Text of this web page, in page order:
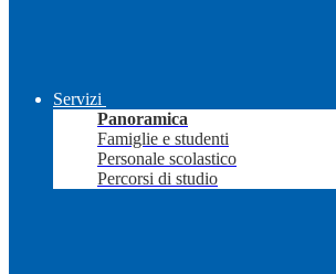
Servizi
Panoramica
Famiglie e studenti
Personale scolastico
Percorsi di studio